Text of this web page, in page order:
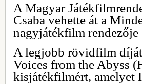
A Magyar
Csaba vehette át a
nagyjátékfilm rendezője
A legjobb rövidfilm
Voices from the Abyss
kisjátékfilmért, amelyet